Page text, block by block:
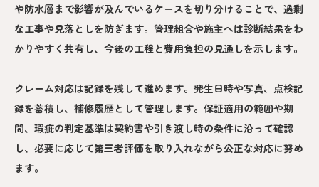
や防水層まで影響が及んでいるケースを切り分けることで、過剰
な工事や見落としを防ぎます。管理組合や施主へは診断結果をわ
かりやすく共有し、今後の工程と費用負担の見通しを示します。
クレーム対応は記録を残して進めます。発生日時や写真、点検記
録を蓄積し、補修履歴として管理します。保証適用の範囲や期
間、瑕疵の判定基準は契約書や引き渡し時の条件に沿って確認
し、必要に応じて第三者評価を取り入れながら公正な対応に努め
ます。